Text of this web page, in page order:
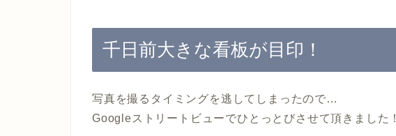
千日前大きな看板が目印！
写真を撮るタイミングを逃してしまったので…
Googleストリートビューでひとっとびさせて頂きました！